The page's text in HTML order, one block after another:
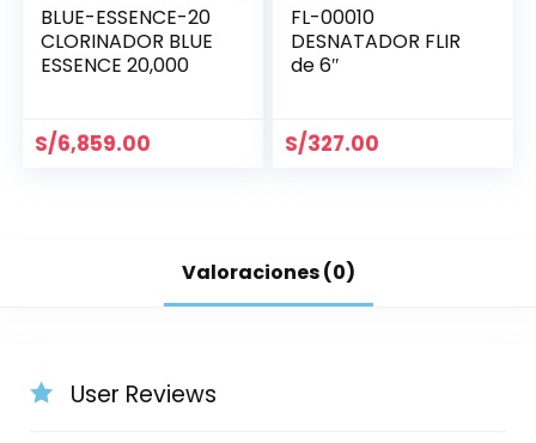
BLUE-ESSENCE-20
CLORINADOR BLUE
ESSENCE 20,000
S/6,859.00
FL-00010
DESNATADOR FLIR
de 6″
S/327.00
Valoraciones (0)
User Reviews